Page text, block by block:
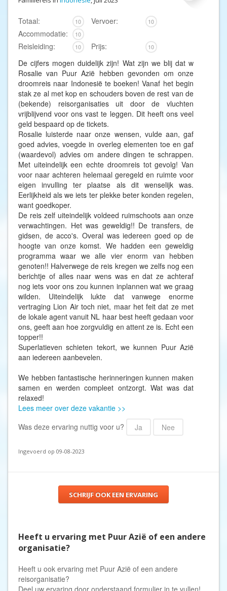
Totaal: 10 Vervoer: 10
Accommodatie: 10
Reisleiding: 10 Prijs: 10
De cijfers mogen duidelijk zijn! Wat zijn we blij dat w
Rosalie van Puur Azië hebben gevonden om onze
droomreis naar Indonesië te boeken! Vanaf het begin
stak ze al met kop en schouders boven de rest van de
(bekende) reisorganisaties uit door de vluchten
vrijblijvend voor ons vast te leggen. Dit heeft ons veel
geld bespaard op de tickets.
Rosalie luisterde naar onze wensen, vulde aan, gaf
goed advies, voegde in overleg elementen toe en gaf
(waardevol) advies om andere dingen te schrappen.
Met uiteindelijk een echte droomreis tot gevolg! Van
voor naar achteren helemaal geregeld en ruimte voor
eigen invulling ter plaatse als dit wenselijk was.
Eerlijkheid als we iets ter plekke beter konden regelen,
want goedkoper.
De reis zelf uiteindelijk voldeed ruimschoots aan onze
verwachtingen. Het was geweldig!! De transfers, de
gidsen, de acco's. Overal was iedereen goed op de
hoogte van onze komst. We hadden een geweldig
programma waar we alle vier enorm van hebben
genoten!! Halverwege de reis kregen we zelfs nog een
berichtje of alles naar wens was en dat ze achteraf
nog iets voor ons zou kunnen inplannen wat we graag
wilden. Uiteindelijk lukte dat vanwege enorme
vertraging Lion Air toch niet, maar het feit dat ze met
de lokale agent vanuit NL haar best heeft gedaan voor
ons, geeft aan hoe zorgvuldig en attent ze is. Echt een
topper!!
Superlatieven schieten tekort, we kunnen Puur Azië
aan iedereen aanbevelen.
We hebben fantastische herinneringen kunnen maken
samen en werden compleet ontzorgt. Wat was dat
relaxed!
Lees meer over deze vakantie >>
Was deze ervaring nuttig voor u?
Ja Nee
Ingevoerd op 09-08-2023
SCHRIJF OOK EEN ERVARING
Heeft u ervaring met Puur Azië of een andere
organisatie?
Heeft u ook ervaring met Puur Azië of een andere
reisorganisatie?
Deel uw ervaring door onderstaand formulier in te vullen!